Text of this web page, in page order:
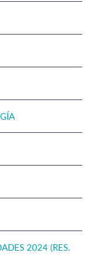
2024 (RES.